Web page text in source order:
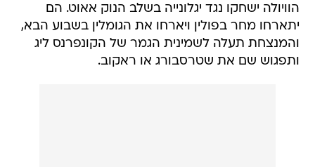
הוויולה ישחקו נגד יגלונייה בשלב הנוק אאוט. הם
יתארחו מחר בפולין ויארחו את הגומלין בשבוע הבא,
והמנצחת תעלה לשמינית הגמר של הקונפרנס ליג
ותפגוש שם את שטרסבורג או ראקוב.